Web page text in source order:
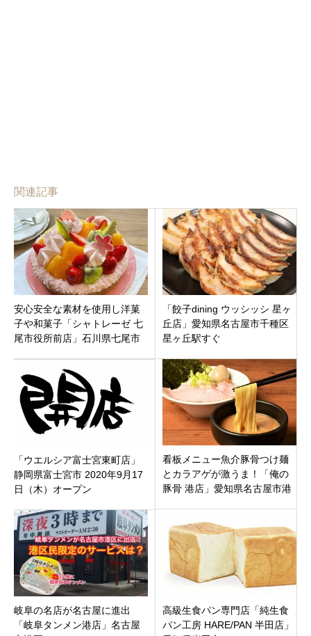
関連記事
安心安全な素材を使用し洋菓
子や和菓子「シャトレーゼ 七
尾市役所前店」石川県七尾市
「餃子dining ウッシッシ 星ヶ
丘店」愛知県名古屋市千種区
星ヶ丘駅すぐ
「ウエルシア富士宮東町店」
静岡県富士宮市 2020年9月17
日（木）オープン
看板メニュー魚介豚骨つけ麺
とカラアゲが激うま！「俺の
豚骨 港店」愛知県名古屋市港
岐阜の名店が名古屋に進出
「岐阜タンメン港店」名古屋
高級生食パン専門店「純生食
パン工房 HARE/PAN 半田店」